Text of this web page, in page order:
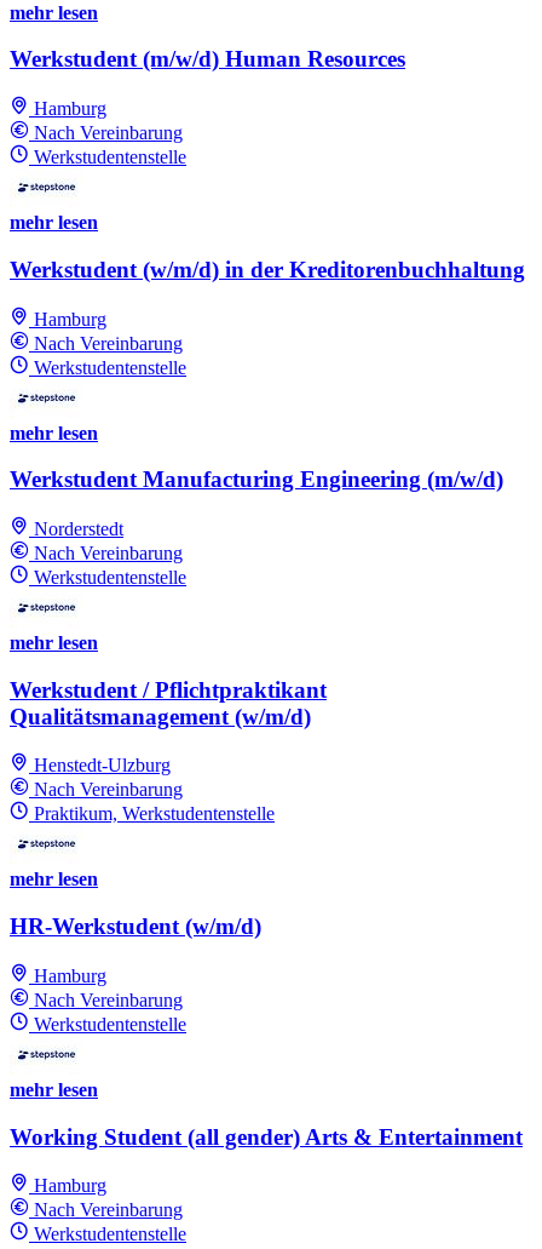
mehr lesen
Werkstudent (m/w/d) Human Resources
Hamburg
Nach Vereinbarung
Werkstudentenstelle
mehr lesen
Werkstudent (w/m/d) in der Kreditorenbuchhaltung
Hamburg
Nach Vereinbarung
Werkstudentenstelle
mehr lesen
Werkstudent Manufacturing Engineering (m/w/d)
Norderstedt
Nach Vereinbarung
Werkstudentenstelle
mehr lesen
Werkstudent / Pflichtpraktikant
Qualitätsmanagement (w/m/d)
Henstedt-Ulzburg
Nach Vereinbarung
Praktikum, Werkstudentenstelle
mehr lesen
HR-Werkstudent (w/m/d)
Hamburg
Nach Vereinbarung
Werkstudentenstelle
mehr lesen
Working Student (all gender) Arts & Entertainment
Hamburg
Nach Vereinbarung
Werkstudentenstelle